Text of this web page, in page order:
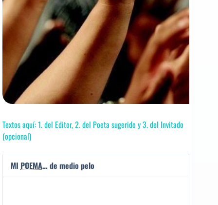
Textos aquí: 1. del Editor, 2. del Poeta sugerido y 3. del Invitado
(opcional)
MI POEMA… de medio pelo